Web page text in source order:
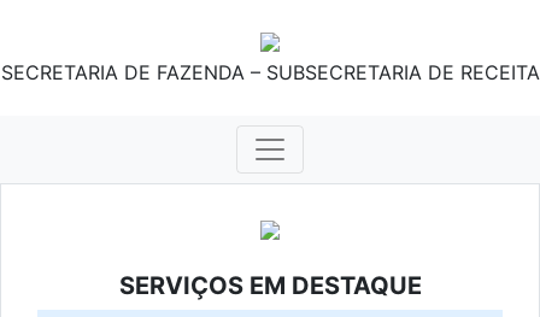
SECRETARIA DE FAZENDA – SUBSECRETARIA DE RECEITA
SERVIÇOS EM DESTAQUE